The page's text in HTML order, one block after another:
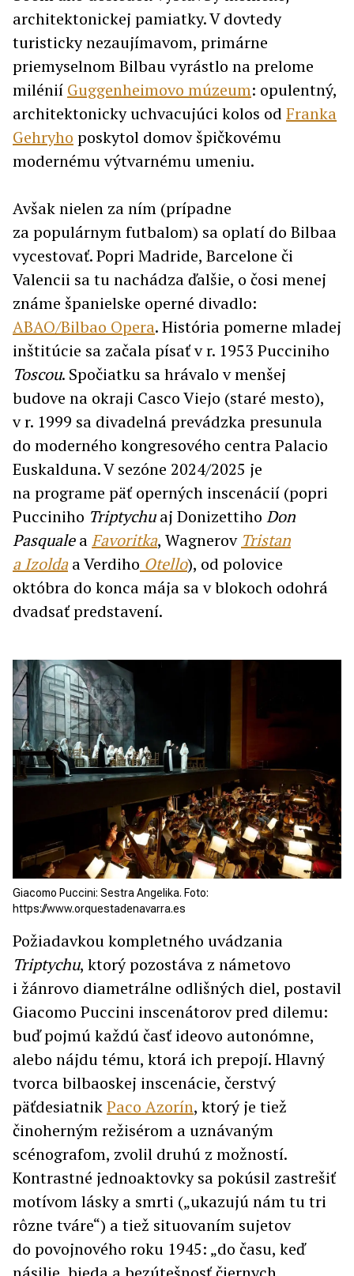
architektonickej pamiatky. V dovtedy
turisticky nezaujímavom, primárne
priemyselnom Bilbau vyrástlo na prelome
milénií Guggenheimovo múzeum: opulentný,
architektonicky uchvacujúci kolos od Franka
Gehryho poskytol domov špičkovému
modernému výtvarnému umeniu.
Avšak nielen za ním (prípadne
za populárnym futbalom) sa oplatí do Bilbaa
vycestovať. Popri Madride, Barcelone či
Valencii sa tu nachádza ďalšie, o čosi menej
známe španielske operné divadlo:
ABAO/Bilbao Opera. História pomerne mladej
inštitúcie sa začala písať v r. 1953 Pucciniho
Toscou. Spočiatku sa hrávalo v menšej
budove na okraji Casco Viejo (staré mesto),
v r. 1999 sa divadelná prevádzka presunula
do moderného kongresového centra Palacio
Euskalduna. V sezóne 2024/2025 je
na programe päť operných inscenácií (popri
Pucciniho Triptychuaj Donizettiho Don
PasqualeaFavoritka, Wagnerov Tristan
a Izolda a Verdiho Otello), od polovice
októbra do konca mája sa v blokoch odohrá
dvadsať predstavení.
Giacomo Puccini: Sestra Angelika. Foto:
https://www.orquestadenavarra.es
Požiadavkou kompletného uvádzania
Triptychu, ktorý pozostáva z námetovo
i žánrovo diametrálne odlišných diel, postavil
Giacomo Puccini inscenátorov pred dilemu:
buď pojmú každú časť ideovo autonómne,
alebo nájdu tému, ktorá ich prepojí. Hlavný
tvorca bilbaoskej inscenácie, čerstvý
päťdesiatnikPaco Azorín, ktorý je tiež
činoherným režisérom a uznávaným
scénografom, zvolil druhú z možností.
Kontrastné jednoaktovky sa pokúsil zastrešiť
motívom lásky a smrti („ukazujú nám tu tri
rôzne tváre“) a tiež situovaním sujetov
do povojnového roku 1945: „do času, keď